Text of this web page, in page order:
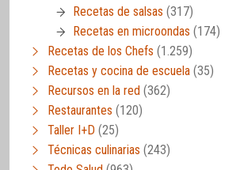
Recetas de salsas (317)
Recetas en microondas (174)
Recetas de los Chefs (1.259)
Recetas y cocina de escuela (35)
Recursos en la red (362)
Restaurantes (120)
Taller I+D (25)
Técnicas culinarias (243)